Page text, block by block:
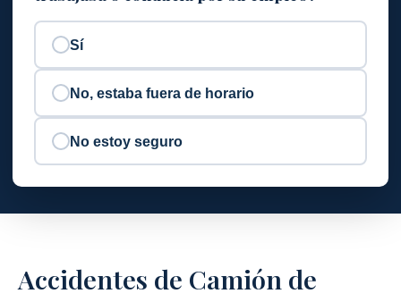
Sí
No, estaba fuera de horario
No estoy seguro
Accidentes de Camión de